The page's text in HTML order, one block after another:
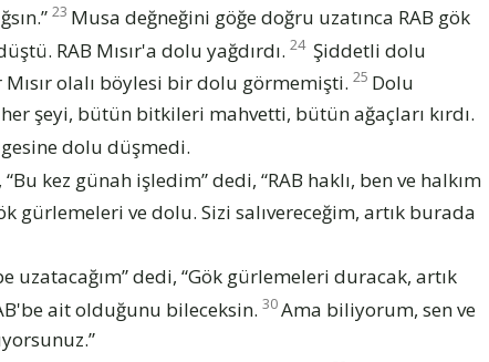
23 Musa değneğini göğe doğru uzatınca RAB gök
RAB Mısır'a dolu yağdırdı. 24 Şiddetli dolu
Mısır olalı böylesi bir dolu görmemişti. 25 Dolu
şeyi, bütün bitkileri mahvetti, bütün ağaçları kırdı.
dolu düşmedi.
kez günah işledim” dedi, “RAB haklı, ben ve halkım
gürlemeleri ve dolu. Sizi salıvereceğim, artık burada
uzatacağım” dedi, “Gök gürlemeleri duracak, artık
ait olduğunu bileceksin. 30Ama biliyorum, sen ve